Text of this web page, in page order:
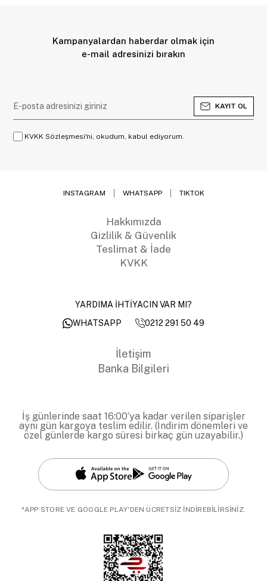
Kampanyalardan haberdar olmak için
e-mail adresinizi bırakın
KAYIT OL
KVKK Sözleşmesi'ni, okudum, kabul ediyorum.
INSTAGRAM WHATSAPP TIKTOK
Hakkımızda
Gizlilik & Güvenlik
Teslimat & İade
KVKK
YARDIMA İHTİYACIN VAR MI?
WHATSAPP
0212 291 50 49
İletişim
Banka Bilgileri
İş günlerinde saat 16:00’ya kadar verilen siparişler
aynı gün kargoya teslim edilir. (İndirim dönemleri ve
özel günlerde kargo süresi birkaç gün uzayabilir.)
*APP STORE VE GOOGLE PLAY'DEN ÜCRETSİZ İNDİREBİLİRSİNİZ.